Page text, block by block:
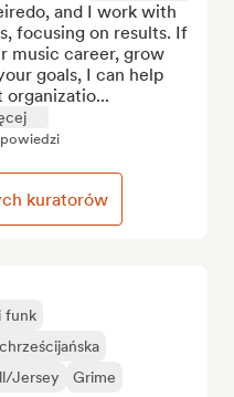
funk
Jersey
Grime
and I work with
focusing on results. If
music career, grow
goals, I can help
organizatio...
kuratorów